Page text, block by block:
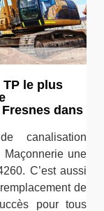
le plus
dans
canalisation
Maçonnerie une
C’est aussi
de
pour tous